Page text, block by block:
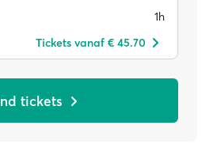
1h
Tickets vanaf € 45.70
tickets